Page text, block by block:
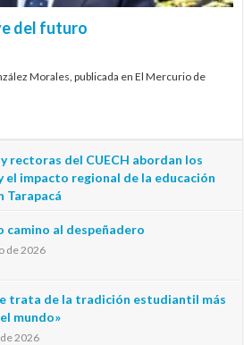
del futuro
Morales, publicada en El Mercurio de
rectoras del CUECH abordan los
el impacto regional de la educación
Tarapacá
camino al despeñadero
de 2026
trata de la tradición estudiantil más
mundo»
2026